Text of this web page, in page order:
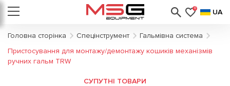
0 UA
Головна сторінка Спецінструмент
Гальмівна система
Пристосування для монтажу/демонтажу кошиків механізмів
ручних гальм TRW
СУПУТНІ ТОВАРИ